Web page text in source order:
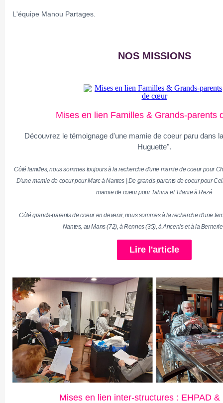
L'équipe Manou Partages.
NOS MISSIONS
Mises en lien Familles & Grands-parents
Découvrez le témoignage d'une mamie de coeur paru dans
Huguette".
Côté familles, nous sommes toujours à la recherche d'une mamie de coeur pour
D'une mamie de coeur pour Marc à Nantes | De grands-parents de coeur pour
mamie de coeur pour Tahina et Tifanie à Rezé
Côté grands-parents de coeur en devenir, nous sommes à la recherche d'une
Nantes, au Mans (72), à Rennes (35), à Ancenis et à la
Lire l'article
Mises en lien inter-structures : EHPAD &